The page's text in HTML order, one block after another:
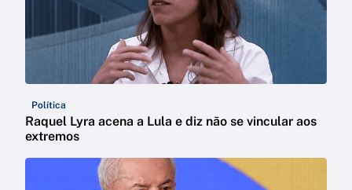
Política
Raquel Lyra acena a Lula e diz não se vincular aos
extremos